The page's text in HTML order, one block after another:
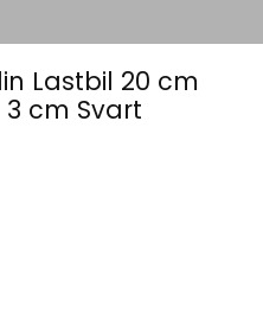
Lastbil 20 cm
cm Svart